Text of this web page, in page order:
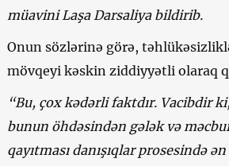
müavini Laşa Darsaliya bildirib.
Onun sözlərinə görə,
mövqeyi kəskin ziddiyyətli olaraq
“Bu, çox kədərli faktdır. Vacibdir
bunun öhdəsindən gələk və
qayıtması danışıqlar prosesində